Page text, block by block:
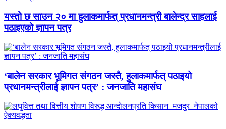
यस्तो छ साउन २० मा हुलाकमार्फत् प्रधानमन्त्री बालेन्द्र साहलाई
पठाइएको ज्ञापन पत्र
‘बालेन सरकार भूमिगत संगठन जस्तै, हुलाकमार्फत् पठाइयो
प्रधानमन्त्रीलाई ज्ञापन पत्र’ : जनजाति महासंघ